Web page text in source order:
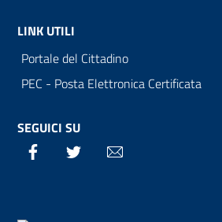
LINK UTILI
Portale del Cittadino
PEC - Posta Elettronica Certificata
SEGUICI SU
Facebook Twitter